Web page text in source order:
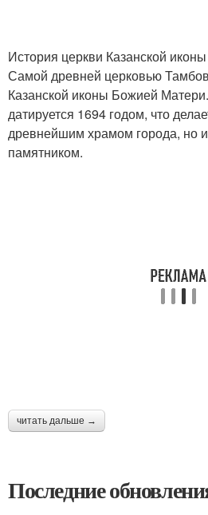
История церкви Казанской
Самой древней церковью
Казанской иконы Божией
датируется 1694 годом, что
древнейшим храмом города, но
памятником.
читать дальше →
Последние